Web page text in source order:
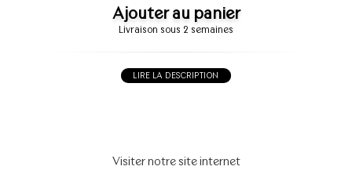
Ajouter au panier
Livraison sous 2 semaines
LIRE LA DESCRIPTION
Visiter notre site internet